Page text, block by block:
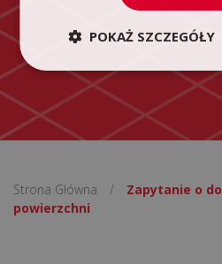
Strona Główna /
Zapytanie o
powierzchni
POKAŻ SZCZEGÓŁY